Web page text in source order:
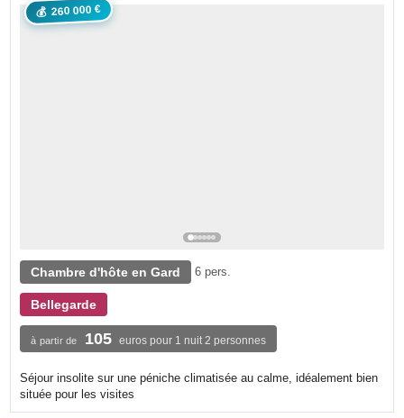
💰 260 000 €
Chambre d'hôte en Gard 6 pers.
Bellegarde
à partir de 105 euros pour 1 nuit 2 personnes
Séjour insolite sur une péniche climatisée au calme, idéalement bien
située pour les visites